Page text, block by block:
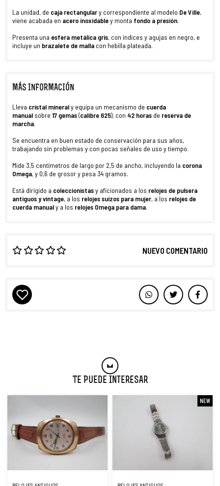
La unidad, de caja rectangulary correspondiente al modelo De Ville,
viene acabada en acero inoxidabley monta fondo a presión.
Presenta una esfera metálica gris, con índices y agujas en negro, e
incluye un brazalete de malla con hebilla plateada.
MÁS INFORMACIÓN
Lleva cristal mineraly equipa un mecanismo de cuerda
manual sobre 17 gemas(calibre 625), con 42 horas de reserva de
marcha.
Se encuentra en buen estado de conservación para sus años,
trabajando sin problemas y con pocas señales de uso y tiempo.
Mide 3,5 centímetros de largo por 2,5 de ancho, incluyendo la corona
Omega, y 0,6 de grosor y pesa 34 gramos.
Está dirigido a coleccionistasy aficionados a los relojes de pulsera
antiguos y vintage, a los relojes suizos para mujer, a los relojes de
cuerda manualy a los relojes Omega para dama.
NUEVO COMENTARIO
Te Puede Interesar
NEW